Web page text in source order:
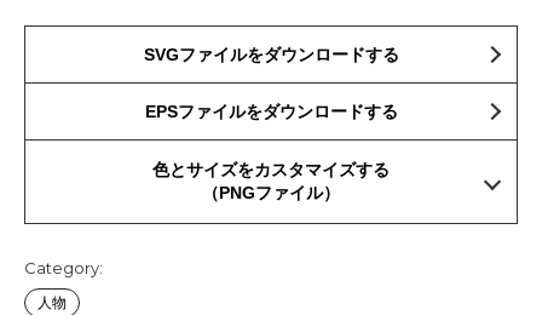
SVGファイルをダウンロードする
EPSファイルをダウンロードする
色とサイズをカスタマイズする
（PNGファイル）
Category:
人物